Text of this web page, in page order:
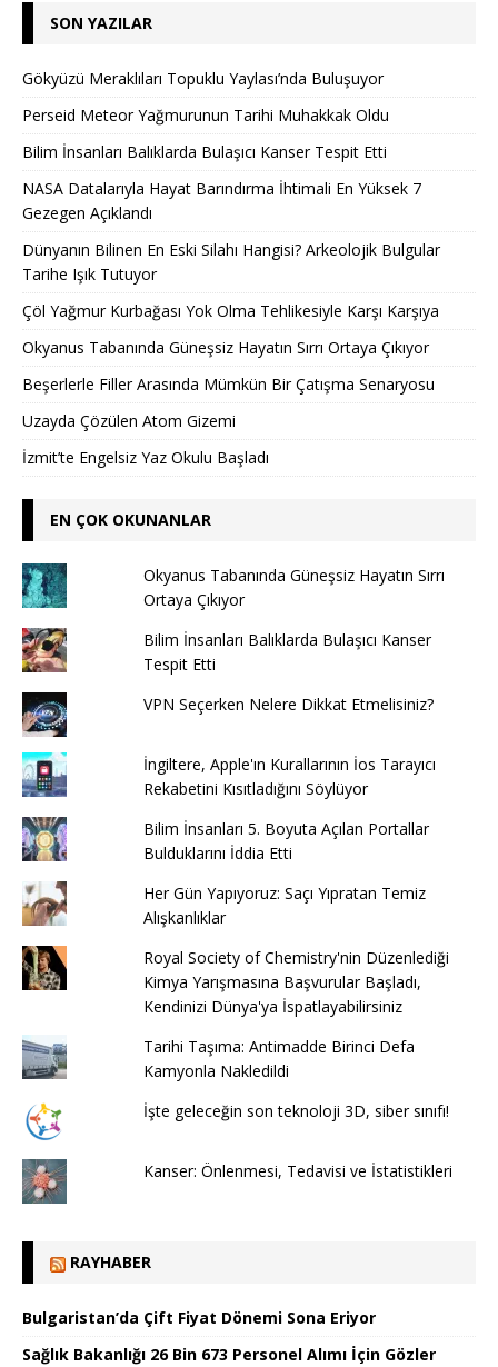
SON YAZILAR
Gökyüzü Meraklıları Topuklu Yaylası’nda Buluşuyor
Perseid Meteor Yağmurunun Tarihi Muhakkak Oldu
Bilim İnsanları Balıklarda Bulaşıcı Kanser Tespit Etti
NASA Datalarıyla Hayat Barındırma İhtimali En Yüksek 7
Gezegen Açıklandı
Dünyanın Bilinen En Eski Silahı Hangisi? Arkeolojik Bulgular
Tarihe Işık Tutuyor
Çöl Yağmur Kurbağası Yok Olma Tehlikesiyle Karşı Karşıya
Okyanus Tabanında Güneşsiz Hayatın Sırrı Ortaya Çıkıyor
Beşerlerle Filler Arasında Mümkün Bir Çatışma Senaryosu
Uzayda Çözülen Atom Gizemi
İzmit’te Engelsiz Yaz Okulu Başladı
EN ÇOK OKUNANLAR
Okyanus Tabanında Güneşsiz Hayatın Sırrı
Ortaya Çıkıyor
Bilim İnsanları Balıklarda Bulaşıcı Kanser
Tespit Etti
VPN Seçerken Nelere Dikkat Etmelisiniz?
İngiltere, Apple'ın Kurallarının İos Tarayıcı
Rekabetini Kısıtladığını Söylüyor
Bilim İnsanları 5. Boyuta Açılan Portallar
Bulduklarını İddia Etti
Her Gün Yapıyoruz: Saçı Yıpratan Temiz
Alışkanlıklar
Royal Society of Chemistry'nin Düzenlediği
Kimya Yarışmasına Başvurular Başladı,
Kendinizi Dünya'ya İspatlayabilirsiniz
Tarihi Taşıma: Antimadde Birinci Defa
Kamyonla Nakledildi
İşte geleceğin son teknoloji 3D, siber sınıfı!
Kanser: Önlenmesi, Tedavisi ve İstatistikleri
RAYHABER
Bulgaristan’da Çift Fiyat Dönemi Sona Eriyor
Sağlık Bakanlığı 26 Bin 673 Personel Alımı İçin Gözler